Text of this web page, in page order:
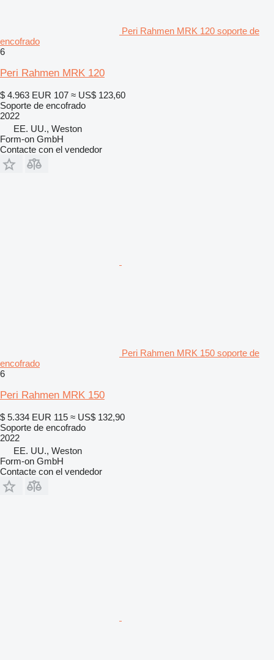
Peri Rahmen MRK 120 soporte de
encofrado
6
Peri Rahmen MRK 120
$ 4.963 EUR 107 ≈ US$ 123,60
Soporte de encofrado
2022
EE. UU., Weston
Form-on GmbH
Contacte con el vendedor
Peri Rahmen MRK 150 soporte de
encofrado
6
Peri Rahmen MRK 150
$ 5.334 EUR 115 ≈ US$ 132,90
Soporte de encofrado
2022
EE. UU., Weston
Form-on GmbH
Contacte con el vendedor